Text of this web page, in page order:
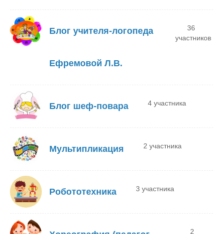
Блог учителя-логопеда
Ефремовой Л.В.
36
участников
Блог шеф-повара 4 участника
Мультипликация 2 участника
Робототехника 3 участника
2